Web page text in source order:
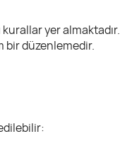
yer almaktadır.
bir düzenlemedir.